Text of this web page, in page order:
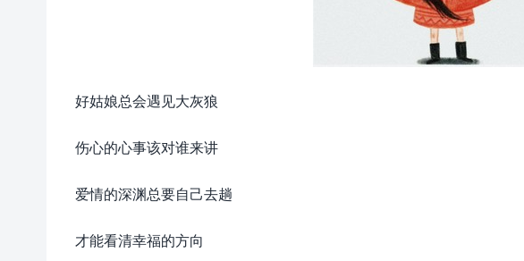
好姑娘总会遇见大灰狼
伤心的心事该对谁来讲
爱情的深渊总要自己去趟
才能看清幸福的方向